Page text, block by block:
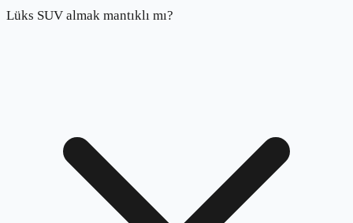
Lüks SUV almak mantıklı mı?